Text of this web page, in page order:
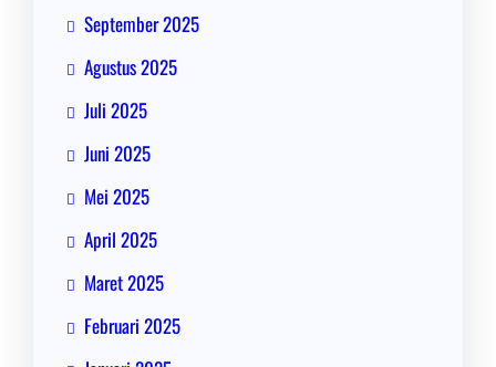
September 2025
Agustus 2025
Juli 2025
Juni 2025
Mei 2025
April 2025
Maret 2025
Februari 2025